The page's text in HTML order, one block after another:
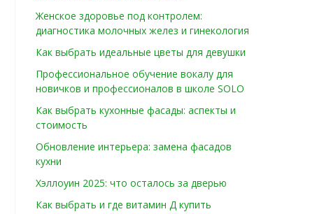
Женское здоровье под контролем:
диагностика молочных желез и гинекология
Как выбрать идеальные цветы для девушки
Профессиональное обучение вокалу для
новичков и профессионалов в школе SOLO
Как выбрать кухонные фасады: аспекты и
стоимость
Обновление интерьера: замена фасадов
кухни
Хэллоуин 2025: что осталось за дверью
Как выбрать и где витамин Д купить